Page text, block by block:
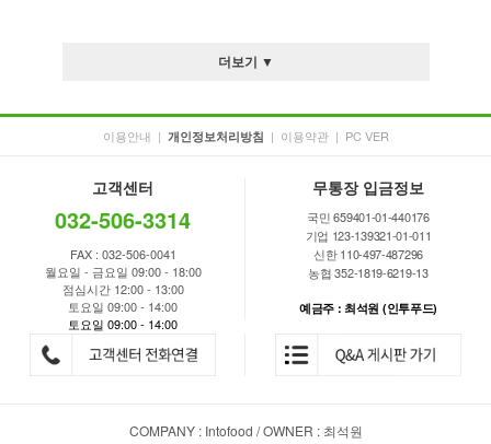
더보기 ▼
이용안내 | 개인정보처리방침 | 이용약관 | PC VER
고객센터
032-506-3314
FAX : 032-506-0041
월요일 - 금요일 09:00 - 18:00
점심시간 12:00 - 13:00
토요일 09:00 - 14:00
토요일 09:00 - 14:00
무통장 입금정보
국민 659401-01-440176
기업 123-139321-01-011
신한 110-497-487296
농협 352-1819-6219-13
예금주 : 최석원 (인투푸드)
COMPANY : Intofood / OWNER : 최석원